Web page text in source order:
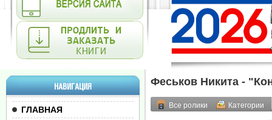
НАВИГАЦИЯ
ГЛАВНАЯ
Феськов Никита -
Все ролики Категории